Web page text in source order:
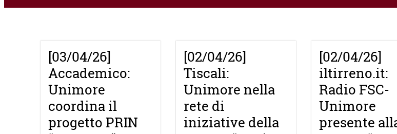
[03/04/26]
Accademico:
Unimore
coordina il
progetto PRIN
[02/04/26]
Tiscali:
Unimore nella
rete di
iniziative della
[02/04/26]
iltirreno.it:
Radio FSC-
Unimore
presente